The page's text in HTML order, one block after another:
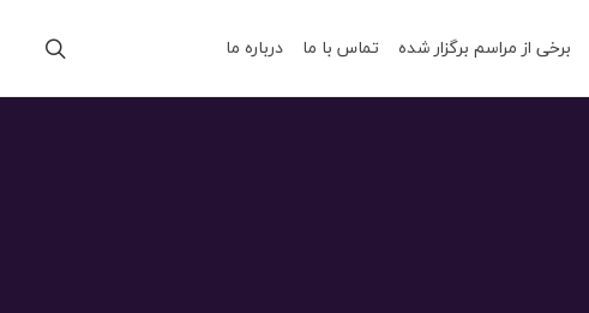
برخی از مراسم برگزار شده تماس با ما درباره ما